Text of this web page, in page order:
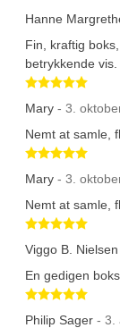
Hanne
Fin, kraftig
betrykkende vis.
Mary - 3.
Nemt at samle,
Mary - 3.
Nemt at samle,
Viggo B. Nielsen
En gedigen
Philip Sager - 3.